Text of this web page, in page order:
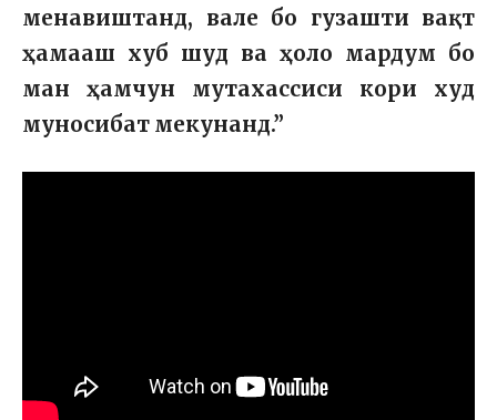
менавиштанд, вале бо гузашти вақт
ҳамааш хуб шуд ва ҳоло мардум бо
ман ҳамчун мутахассиси кори худ
муносибат мекунанд.”